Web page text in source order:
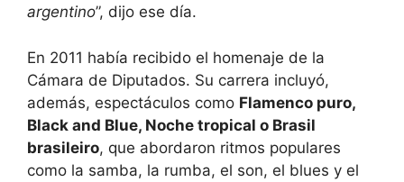
argentino”, dijo ese día.
En 2011 había recibido el homenaje de la
Cámara de Diputados. Su carrera incluyó,
además, espectáculos como Flamenco puro,
Black and Blue, Noche tropical o Brasil
brasileiro, que abordaron ritmos populares
como la samba, la rumba, el son, el blues y el